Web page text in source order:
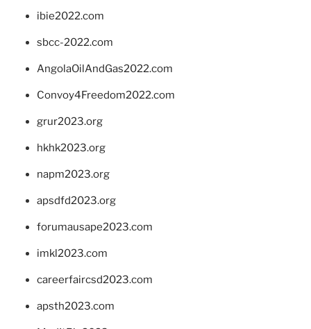
ibie2022.com
sbcc-2022.com
AngolaOilAndGas2022.com
Convoy4Freedom2022.com
grur2023.org
hkhk2023.org
napm2023.org
apsdfd2023.org
forumausape2023.com
imkl2023.com
careerfaircsd2023.com
apsth2023.com